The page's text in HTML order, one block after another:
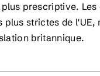
prescriptive.
strictes de l'UE,
britannique.